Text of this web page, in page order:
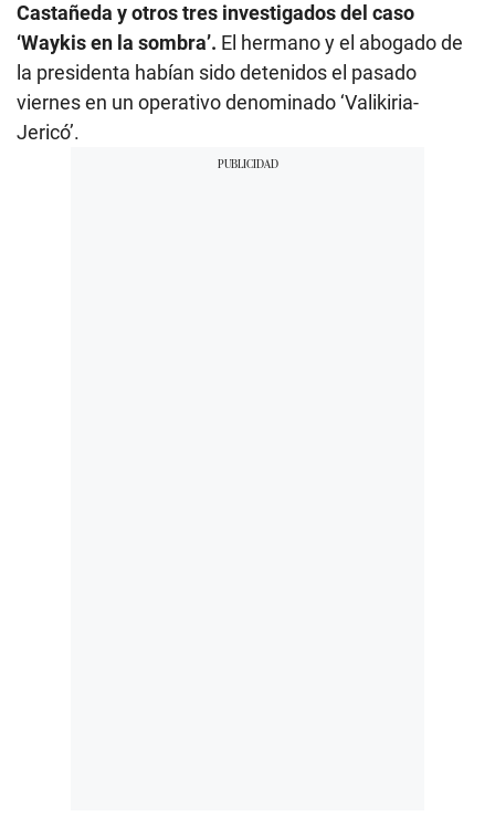
Castañeda y otros tres investigados del caso
‘Waykis en la sombra’. El hermano y el abogado de
la presidenta habían sido detenidos el pasado
viernes en un operativo denominado ‘Valikiria-
Jericó’.